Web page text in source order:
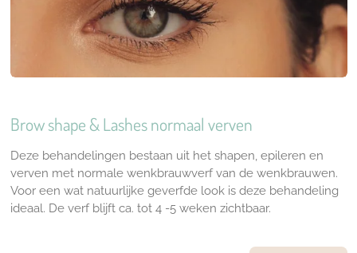
Brow shape & Lashes normaal verven
Deze behandelingen bestaan uit het shapen, epileren en
verven met normale wenkbrauwverf van de wenkbrauwen.
Voor een wat natuurlijke geverfde look is deze behandeling
ideaal. De verf blijft ca. tot 4 -5 weken zichtbaar.